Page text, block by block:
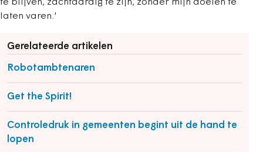
te blijven, zachtaardig te zijn, zonder mijn doelen te
laten varen.'
Gerelateerde artikelen
Robotambtenaren
Get the Spirit!
Controledruk in gemeenten begint uit de hand te
lopen